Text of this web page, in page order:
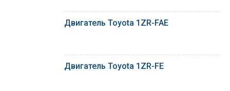
Двигатель Toyota 1ZR-FAE
Двигатель Toyota 1ZR-FE